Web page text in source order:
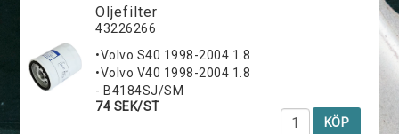
Oljefilter
43226266
•Volvo S40 1998-2004 1.8
•Volvo V40 1998-2004 1.8
- B4184SJ/SM
74 SEK/ST
KÖP